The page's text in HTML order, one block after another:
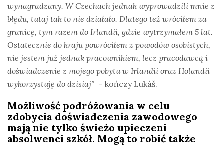
wynagradzany. W Czechach jednak wyprowadzili mnie z
błędu, tutaj tak to nie działało. Dlatego też wróciłem za
granicę, tym razem do Irlandii, gdzie wytrzymałem 5 lat.
Ostatecznie do kraju powróciłem z powodów osobistych,
nie jestem już jednak pracownikiem, lecz pracodawcą i
doświadczenie z mojego pobytu w Irlandii oraz Holandii
wykorzystuję do dzisiaj” – kończy Lukáš.
Możliwość podróżowania w celu
zdobycia doświadczenia zawodowego
mają nie tylko świeżo upieczeni
absolwenci szkół. Mogą to robić także